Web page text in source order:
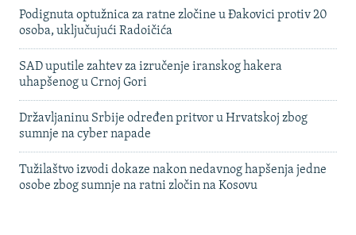
Podignuta optužnica za ratne zločine u Đakovici protiv 20
osoba, uključujući Radoičića
SAD uputile zahtev za izručenje iranskog hakera
uhapšenog u Crnoj Gori
Državljaninu Srbije određen pritvor u Hrvatskoj zbog
sumnje na cyber napade
Tužilaštvo izvodi dokaze nakon nedavnog hapšenja jedne
osobe zbog sumnje na ratni zločin na Kosovu